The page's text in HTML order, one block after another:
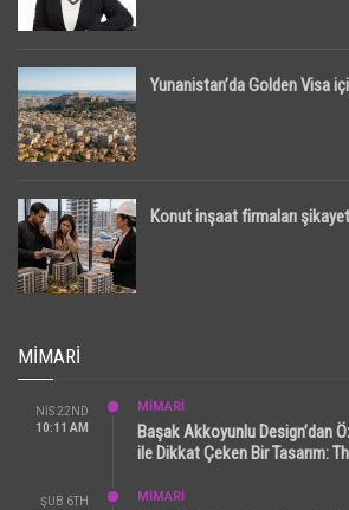
Yunanistan’da Golden Visa
Konut inşaat firmaları
MIMARI
NIS 22ND
10:11 AM
MİMARİ
Başak Akkoyunlu Design’dan
ile Dikkat Çeken Bir Tasarım:
ŞUB 6TH
MİMARİ